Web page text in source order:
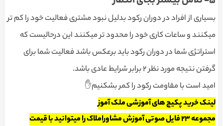
بسیاری از افراد در دوران رکود بدلیل نبود مشتری فعالیت خود را کم تر
میکنند و ساعات کاری خود را محدود تر میکنند این درحالیست که
استراتژی شما در دوران رکود باید برعکس باشد فعالیت شما برای
گرفتن نتیجه مورد نظر ٢ برابر شرایط عادی باشد.
امید است با مقاومت رکود را کمر بشکنیم✋
لینک خرید پکیج های آموزشی ملک آموز
مجموعه 23 فایل صوتی آموزش مشاوراملاک را میتوانید با قیمت